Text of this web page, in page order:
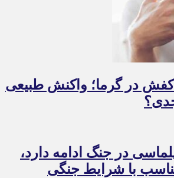
کفش در گرما؛ واکنش طبیعی
در جنگ ادامه دارد،
متناسب با شرایط جنگی